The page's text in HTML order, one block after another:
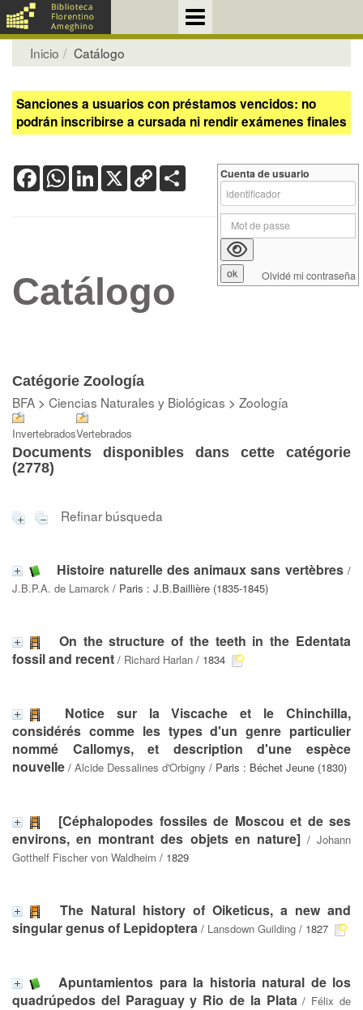
Inicio Catálogo
Sanciones a usuarios con préstamos vencidos: no
podrán inscribirse a cursada ni rendir exámenes finales
FacebookWhatsApp
LinkedIn
X Copy
Link
Catálogo
Catégorie Zoología
BFA > Ciencias Naturales y Biológicas > Zoología
InvertebradosVertebrados
Documents disponibles dans cette catégorie
(2778)
Refinar búsqueda
Histoire naturelle des animaux sans vertèbres/
J.B.P.A. de Lamarck / Paris : J.B.Baillière (1835-1845)
On the structure of the teeth in the Edentata
fossil and recent / Richard Harlan / 1834
Notice sur la Viscache et le Chinchilla,
considérés comme les types d'un genre particulier
nommé Callomys, et description d'une espèce
nouvelle / Alcide Dessalines d'Orbigny / Paris : Béchet Jeune (1830)
[Céphalopodes fossiles de Moscou et de ses
environs, en montrant des objets en nature]/ Johann
Gotthelf Fischer von Waldheim / 1829
The Natural history of Oiketicus, a new and
singular genus of Lepidoptera / Lansdown Guilding / 1827
Apuntamientos para la historia natural de los
quadrúpedos del Paraguay y Rio de la Plata/ Félix de
Cuenta de usuario
Olvidé mi contraseña